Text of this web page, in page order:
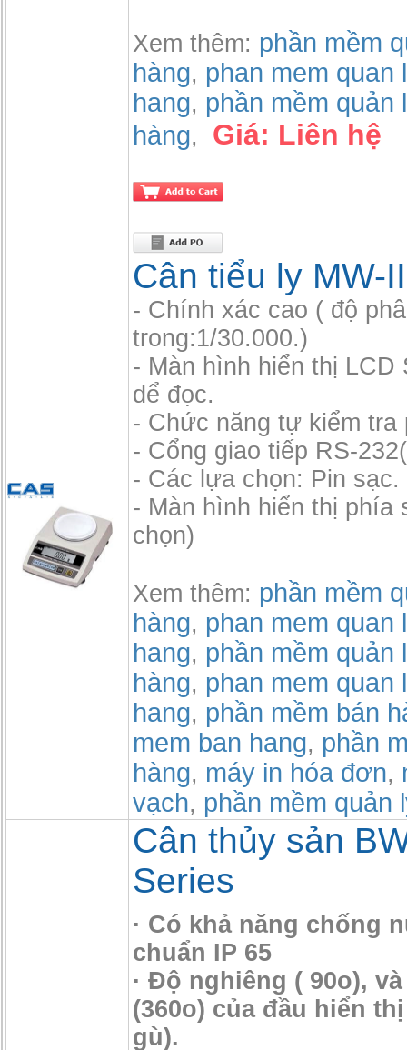
Xem thêm: phần mềm
hàng, phan mem quan
hang, phần mềm quản
hàng, Giá: Liên hệ
Cân tiểu ly MW-II
- Chính xác cao ( độ
trong:1/30.000.)
- Màn hình hiển thị LCD
dể đọc.
- Chức năng tự kiểm tra
- Cổng giao tiếp RS-
- Các lựa chọn: Pin sạc.
- Màn hình hiển thị phía
chọn)
Xem thêm: phần mềm
hàng, phan mem quan
hang, phần mềm quản
hàng, phan mem quan
hang, phần mềm bán
mem ban hang, phần
hàng, máy in hóa đơn,
vạch, phần mềm quản
Cân thủy sản
Series
· Có khả năng chống
chuẩn IP 65
· Độ nghiêng ( 90o),
(360o) của đầu hiển
gù).